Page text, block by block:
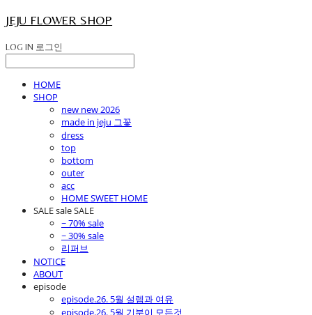
JEJU FLOWER SHOP
LOG IN 로그인
HOME
SHOP
new new 2026
made in jeju 그꽃
dress
top
bottom
outer
acc
HOME SWEET HOME
SALE sale SALE
~ 70% sale
~ 30% sale
리퍼브
NOTICE
ABOUT
episode
episode.26. 5월 설렘과 여유
episode.26. 5월 기분이 모든것